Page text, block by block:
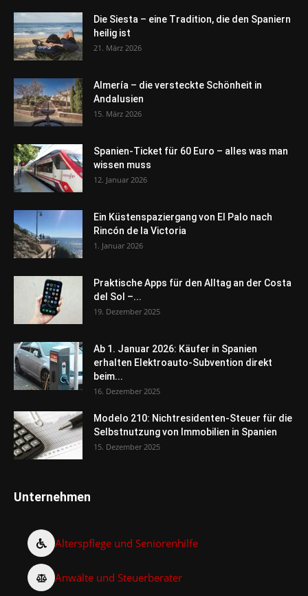
Die Siesta – eine Tradition, die den Spaniern
heilig ist
21. März 2026
Almería – die versteckte Schönheit in
Andalusien
15. März 2026
Spanien-Ticket für 60 Euro – alles was man
wissen muss
12. Januar 2026
Ein Küstenspaziergang von El Palo nach
Rincón de la Victoria
1. Januar 2026
Praktische Apps für den Alltag an der Costa
del Sol –...
19. Dezember 2025
Ab 1. Januar 2026: Käufer in Spanien
erhalten Elektroauto-Subvention direkt
beim...
16. Dezember 2025
Modelo 210: Nichtresidenten-Steuer für die
Selbstnutzung von Immobilien in Spanien
15. Dezember 2025
Unternehmen
Alterspflege und Seniorenhilfe
Anwälte und Steuerberater